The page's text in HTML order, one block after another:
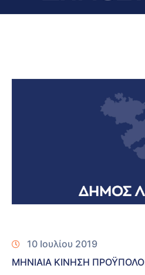
10 Ιουλίου 2019
ΜΗΝΙΑΙΑ ΚΙΝΗΣΗ